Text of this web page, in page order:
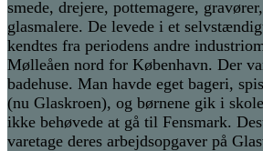
smede, drejere, pottemagere,
glasmalere. De levede i et
kendtes fra periodens andre
Mølleåen nord for København. Der
badehuse. Man havde eget bageri,
(nu Glaskroen), og børnene gik i
ikke behøvede at gå til Fensmark.
varetage deres arbejdsopgaver på